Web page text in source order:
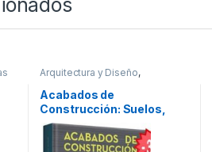
y
Arquitectura y Diseño,
Arquitectura y Urbanismo
Decoración,Diseño
Profesionales y tecnicos
Acabados de
Construcción: Suelos,
Paredes, Techos,
fachadas / Lexus